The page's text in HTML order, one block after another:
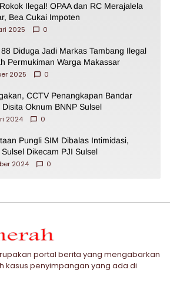
Ilegal! OPAA dan RC Merajalela
Bea Cukai Impoten
2025
0
Diduga Jadi Markas Tambang Ilegal
Permukiman Warga Makassar
2025
0
CCTV Penangkapan Bandar
Disita Oknum BNNP Sulsel
2024
0
Pungli SIM Dibalas Intimidasi,
Dikecam PJI Sulsel
2024
0
portal berita yang mengabarkan
kasus penyimpangan yang ada di